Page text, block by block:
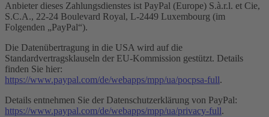
Anbieter dieses Zahlungsdienstes ist PayPal (Europe) S.à.r.l. et Cie,
S.C.A., 22-24 Boulevard Royal, L-2449 Luxembourg (im
Folgenden „PayPal“).
Die Datenübertragung in die USA wird auf die
Standardvertragsklauseln der EU-Kommission gestützt. Details
finden Sie hier:
https://www.paypal.com/de/webapps/mpp/ua/pocpsa-full.
Details entnehmen Sie der Datenschutzerklärung von PayPal:
https://www.paypal.com/de/webapps/mpp/ua/privacy-full.